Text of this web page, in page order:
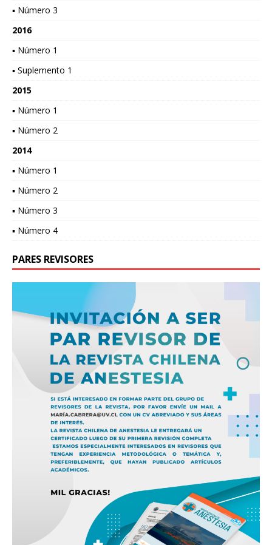
▪ Número 3
2016
▪ Número 1
▪ Suplemento 1
2015
▪ Número 1
▪ Número 2
2014
▪ Número 1
▪ Número 2
▪ Número 3
▪ Número 4
PARES REVISORES